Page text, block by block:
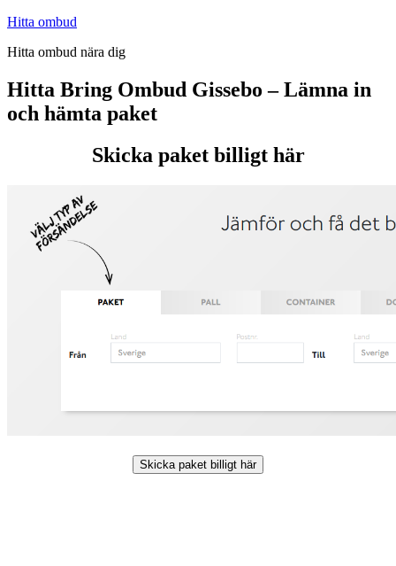
Hoppa
innehåll
Hitta ombud
Hitta ombud nära dig
Hitta Bring Ombud Gissebo – Lämna in
och hämta paket
Skicka paket billigt här
Skicka paket billigt här